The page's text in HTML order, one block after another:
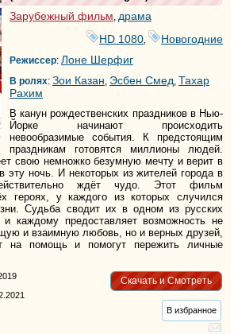
Зарубежный фильм, драма
HD 1080
Новогодние
Режиссер: Лоне Шерфиг
В ролях: Зои Казан, Эсбен Смед, Тахар
Рахим
В канун рождественских праздников в Нью-
Йорке начинают происходить
невообразимые события. К предстоящим
праздникам готовятся миллионы людей.
свою немножко безумную мечту и верит в
эту ночь. И некоторых из жителей города в
ждёт чудо. Этот фильм
героях, у каждого из которых случился
Судьба сводит их в одном из русских
каждому предоставляет возможность не
и взаимную любовь, но и верных друзей,
на помощь и помогут пережить личные
Скачать и Смотреть
В избранное